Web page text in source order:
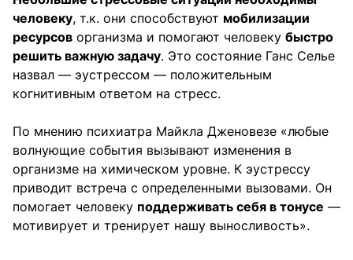
человеку, т.к. они способствуют мобилизации
ресурсов организма и помогают человеку быстро
решить важную задачу. Это состояние Ганс Селье
назвал — эустрессом — положительным
когнитивным ответом на стресс.
По мнению психиатра Майкла Дженовезе «любые
волнующие события вызывают изменения в
организме на химическом уровне. К эустрессу
приводит встреча с определенными вызовами. Он
помогает человеку поддерживать себя в тонусе —
мотивирует и тренирует нашу выносливость».